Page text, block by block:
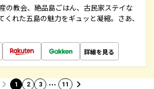
の教会、絶品島ごはん、古民家ステイな
くれた五島の魅力をギュッと凝縮。さあ、
詳細を見る
1 2 3 … 11